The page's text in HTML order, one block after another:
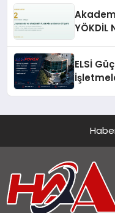
ELSİ